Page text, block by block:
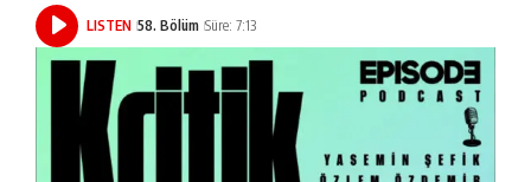
LISTEN 58. Bölüm Süre: 7:13